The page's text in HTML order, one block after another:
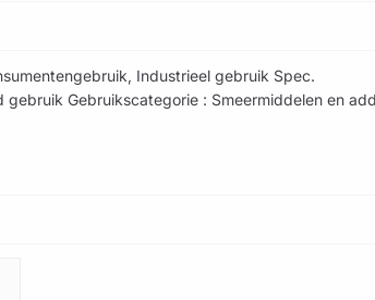
Industrieel gebruik Spec.
Gebruikscategorie : Smeermiddelen en